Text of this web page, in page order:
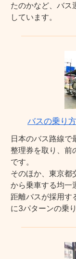
たのかなど、バス
しています。
バスの乗り
日本のバス路線で
整理券を取り、前
です。
そのほか、東京都
から乗車する均一
距離バスが採用す
に3パターンの乗